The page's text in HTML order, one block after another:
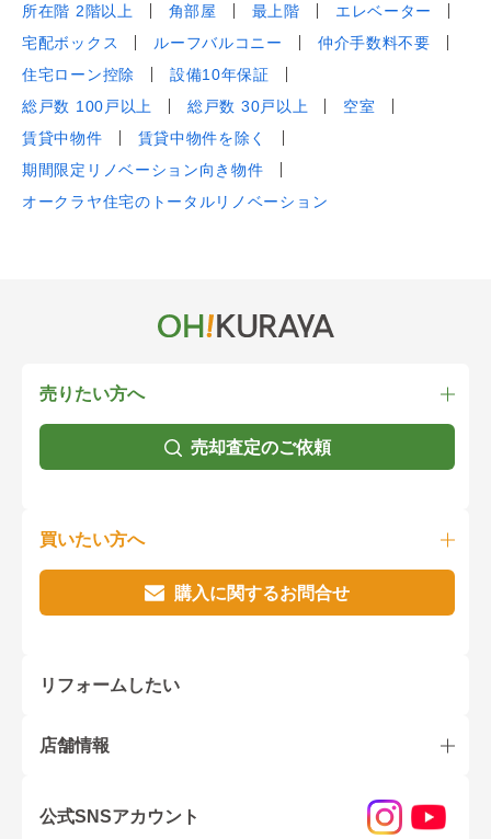
所在階 2階以上
角部屋 最上階
エレベーター
宅配ボックス
ルーフバルコニー
仲介手数料不要
住宅ローン控除
設備10年保証
総戸数 100戸以上
総戸数 30戸以上
空室
賃貸中物件
賃貸中物件を除く
期間限定リノベーション向き物件
オークラヤ住宅のトータルリノベーション
売りたい方へ
売却査定のご依頼
買いたい方へ
購入に関するお問合せ
リフォームしたい
店舗情報
公式SNSアカウント